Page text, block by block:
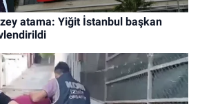
atama: Yiğit İstanbul başkan